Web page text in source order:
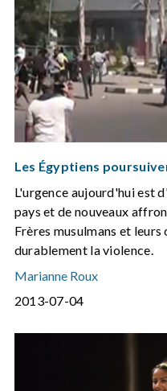
Les Égyptiens
L'urgence aujourd'hui est
pays et de nouveaux
Frères musulmans et
durablement la violence.
Marianne Roux
2013-07-04